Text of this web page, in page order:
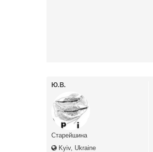
Ю.В.
Старейшина
Kyiv, Ukraine